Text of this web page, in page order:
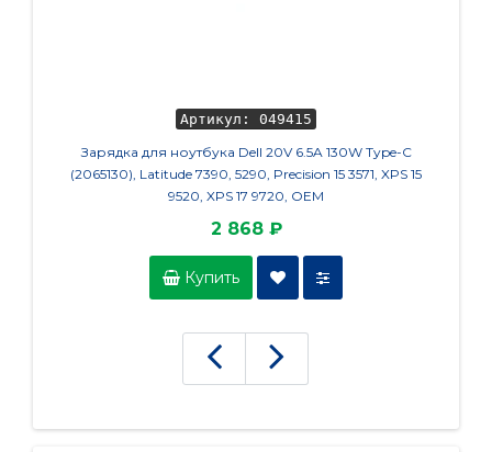
Артикул: 049415
Зарядка для ноутбука Dell 20V 6.5A 130W Type-C
(2065130), Latitude 7390, 5290, Precision 15 3571, XPS 15
9520, XPS 17 9720, OEM
2 868 ₽
Купить